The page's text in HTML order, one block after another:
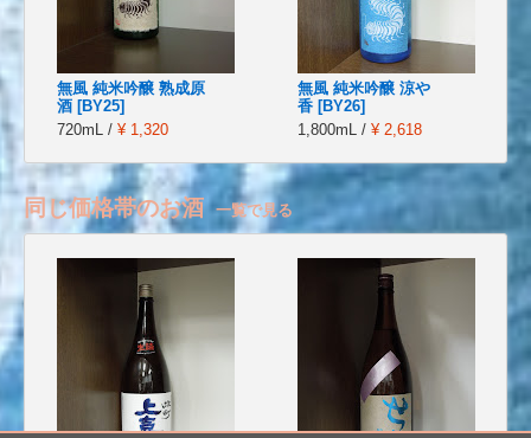
無風 純米吟醸 熟成原
酒 [BY25]
720mL / ¥ 1,320
無風 純米吟醸 涼や
香 [BY26]
1,800mL / ¥ 2,618
同じ価格帯のお酒 一覧で見る